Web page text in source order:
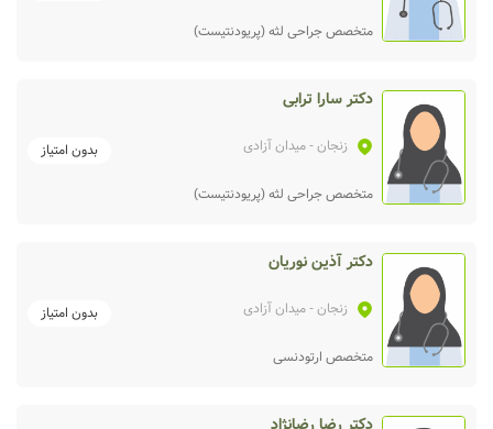
متخصص جراحی لثه (پریودنتیست)
دکتر سارا ترابی
زنجان- میدان آزادی بدون امتیاز
متخصص جراحی لثه (پریودنتیست)
دکتر آذین نوریان
زنجان- میدان آزادی بدون امتیاز
متخصص ارتودنسی